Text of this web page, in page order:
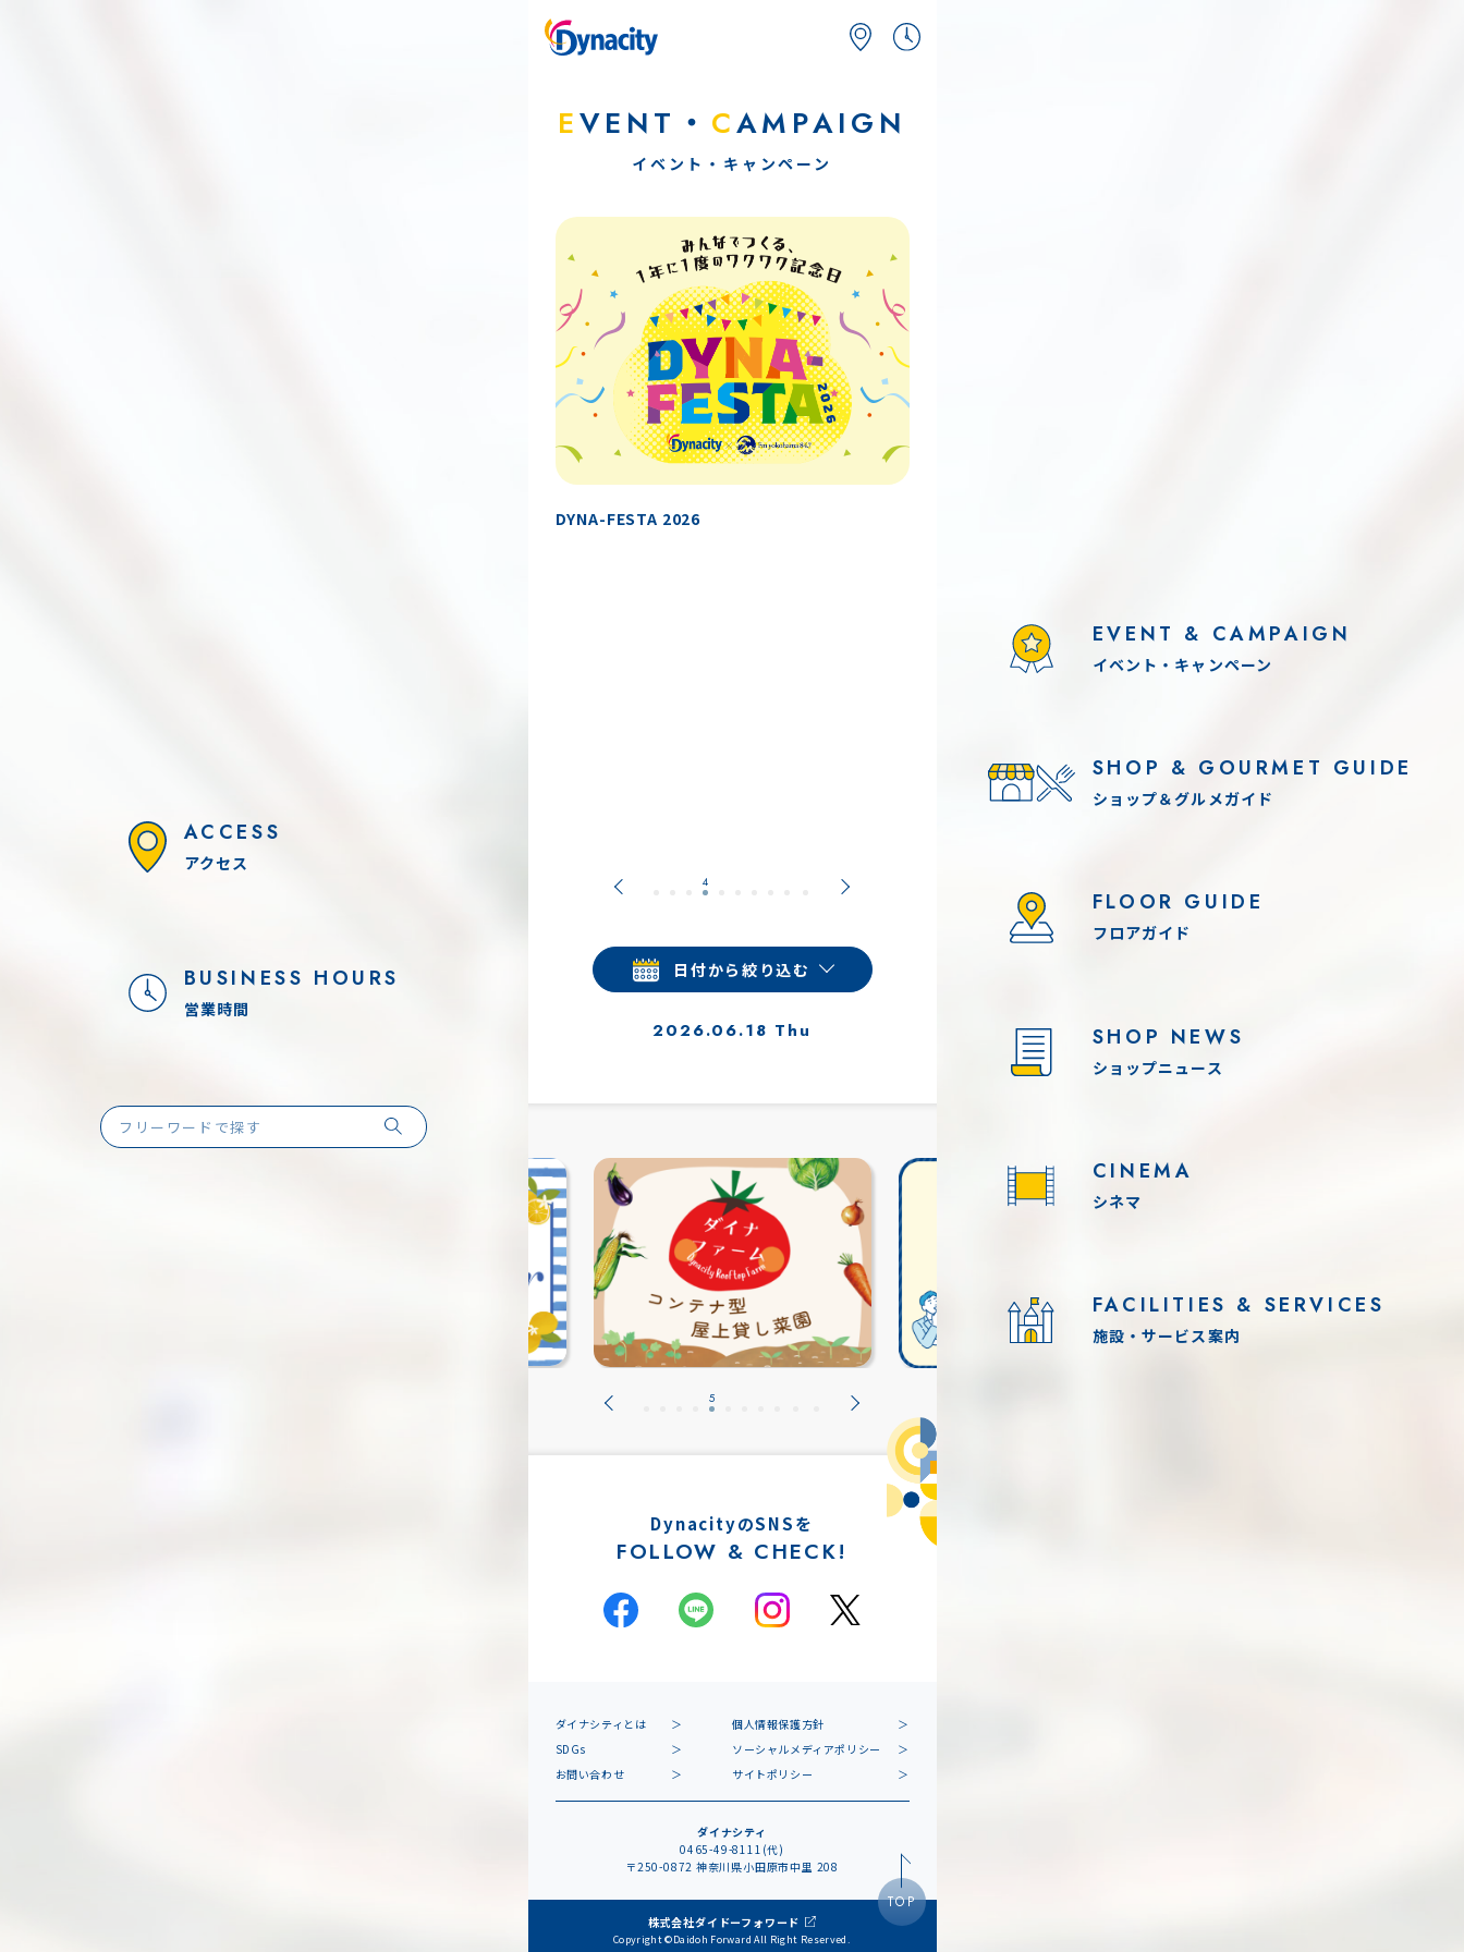
EVENT・ CAMPAIGN
イベント・キャンペーン
DYNA-FESTA 2026
【開催決定】DYNA-FESTA 2026 ♪ 夏休み！「THE カブ
日付から絞り込む
2026.06.18 Thu
DynacityのSNSを
FOLLOW & CHECK!
ダイナシティとは
個人情報保護方針
SDGs
ソーシャルメディアポリシー
お問い合わせ
サイトポリシー
ダイナシティ
0465-49-8111(代)
〒250-0872 神奈川県小田原市中里 208
TOP
株式会社ダイドーフォワード
Copyright ©Daidoh Forward All Right Reserved.
ACCESS
アクセス
BUSINESS HOURS
営業時間
EVENT & CAMPAIGN
イベント・キャンペーン
SHOP & GOURMET GUIDE
ショップ＆グルメガイド
FLOOR GUIDE
フロアガイド
SHOP NEWS
ショップニュース
CINEMA
シネマ
FACILITIES & SERVICES
施設・サービス案内